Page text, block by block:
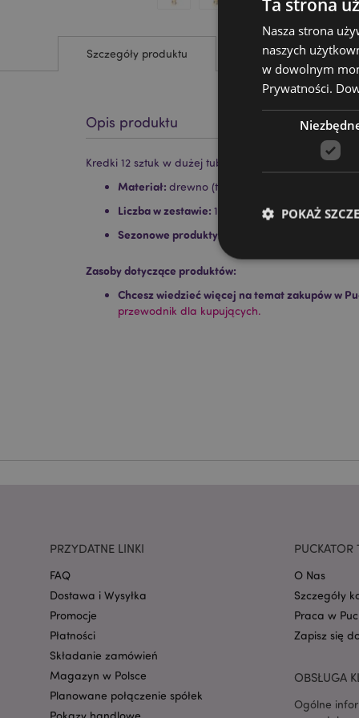
Szczegóły produktu
Opis produktu
Kredki 12 sztuk w dużej tubie z motywem Autumn
Materiał: drewno (topola) i karton
Liczba w zestawie: 12 ołówków - różne kolory
Sezonowe produkty/okazje świąteczne:
Zasoby dotyczące produktów:
Chcesz wiedzieć więcej na temat zakupów w
przewodnik dla kupujących.
PRZYDATNE LINKI
FAQ
Dostawa i Wysyłka
Promocje
Płatności
Składanie zamówień
Magazyn w Polsce
Planowane połączenie spółek
PUCKATOR
O Nas
Szczegóły
Praca w
Zapisz się
OBSŁUGA
Ogólne
Nasza strona
naszych
w dowolnym
Prywatności.
POKAŻ
Niezbędne pliki
mage-cache-
PHPSESSID